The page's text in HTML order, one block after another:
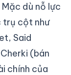
dù nỗ lực
trụ cột như
Said
(bán
chính của